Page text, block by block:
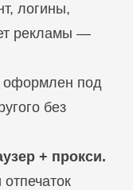
логины,
рекламы —
оформлен под
без
+ прокси.